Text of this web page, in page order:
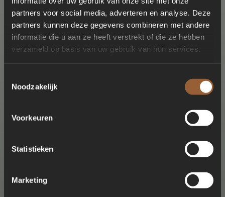
partners voor social media, adverteren en analyse. Deze
partners kunnen deze gegevens combineren met andere
informatie die u aan ze heeft verstrekt of die ze hebben
verzameld op basis van uw gebruik van hun services.
Noodzakelijk
Voorkeuren
Statistieken
Marketing